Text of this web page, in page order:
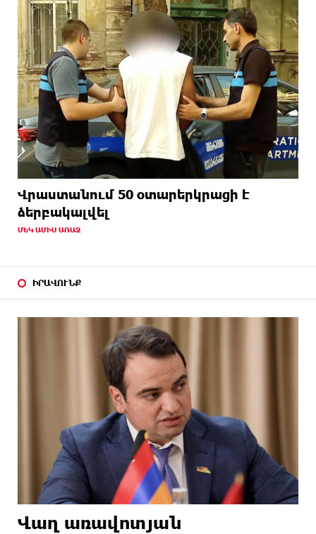
Վրաստանում 50 օտարերկրացի է
ձերբակալվել
ՄԵԿ ԱՄԻՍ ԱՌԱՋ
ԻՐԱՎՈՒՆՔ
Վաղ առավոտյան